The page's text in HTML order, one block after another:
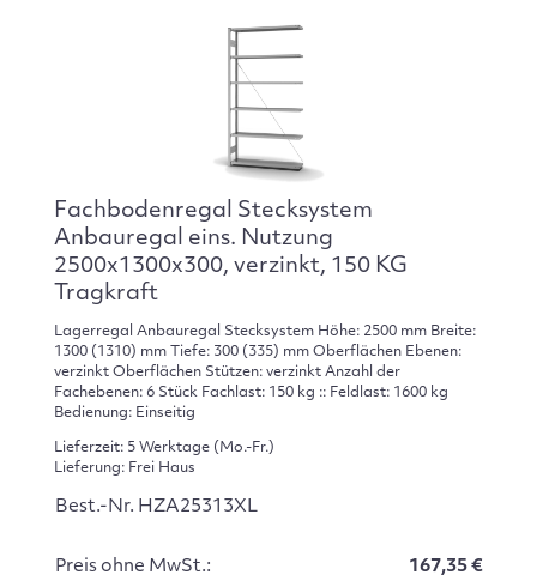
Fachbodenregal Stecksystem
Anbauregal eins. Nutzung
2500x1300x300, verzinkt, 150 KG
Tragkraft
Lagerregal Anbauregal Stecksystem Höhe: 2500 mm Breite:
1300 (1310) mm Tiefe: 300 (335) mm Oberflächen Ebenen:
verzinkt Oberflächen Stützen: verzinkt Anzahl der
Fachebenen: 6 Stück Fachlast: 150 kg :: Feldlast: 1600 kg
Bedienung: Einseitig
Lieferzeit: 5 Werktage (Mo.-Fr.)
Lieferung: Frei Haus
Best.-Nr. HZA25313XL
Preis ohne MwSt.:
167,35 €